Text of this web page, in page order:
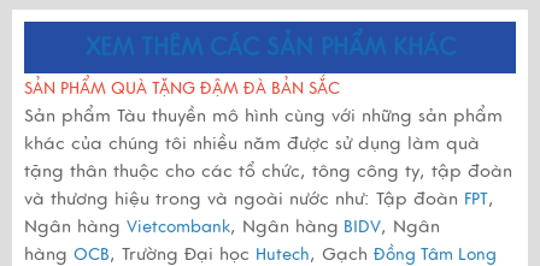
XEM THÊM CÁC SẢN PHẨM KHÁC
SẢN PHẨM QUÀ TẶNG ĐẬM ĐÀ BẢN SẮC
Sản phẩm Tàu thuyền mô hình cùng với những sản phẩm
khác của chúng tôi nhiều năm được sử dụng làm quà
tặng thân thuộc cho các tổ chức, tông công ty, tập đoàn
và thương hiệu trong và ngoài nước như: Tập đoàn FPT,
Ngân hàng Vietcombank, Ngân hàng BIDV, Ngân
hàng OCB, Trường Đại học Hutech, Gạch Đồng Tâm Long